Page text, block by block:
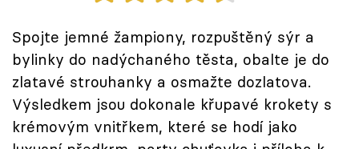
Sledujte nás
Spojte jemné žampiony, rozpuštěný sýr a
bylinky do nadýchaného těsta, obalte je do
zlatavé strouhanky a osmažte dozlatova.
Výsledkem jsou dokonale křupavé krokety s
krémovým vnitřkem, které se hodí jako